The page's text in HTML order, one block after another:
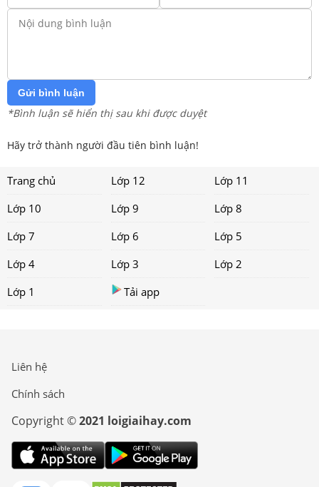
Gửi bình luận
*Bình luận sẽ hiển thị sau khi được duyệt
Hãy trở thành người đầu tiên bình luận!
Trang chủ Lớp 12
Lớp 11
Lớp 10
Lớp 9
Lớp 8
Lớp 7
Lớp 6
Lớp 5
Lớp 4
Lớp 3
Lớp 2
Lớp 1
Tải app
Liên hệ
Chính sách
Copyright ©2021 loigiaihay.com